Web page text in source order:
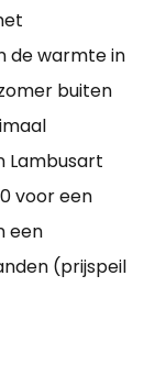
de warmte in
buiten
Lambusart
voor een
een
(prijspeil